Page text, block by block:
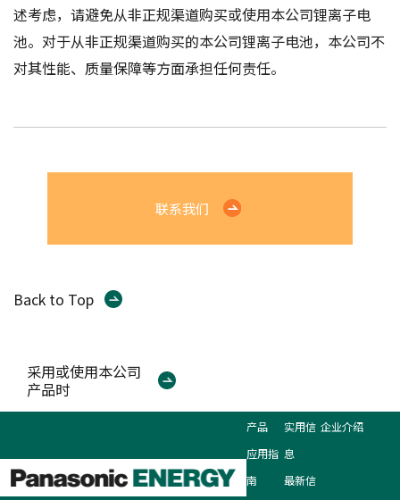
述考虑，请避免从非正规渠道购买或使用本公司锂离子电
池。对于从非正规渠道购买的本公司锂离子电池，本公司不
对其性能、质量保障等方面承担任何责任。
联系我们
Back to Top
采用或使用本公司
产品时
产品
应用指
南
实用信
息
最新信
企业介绍